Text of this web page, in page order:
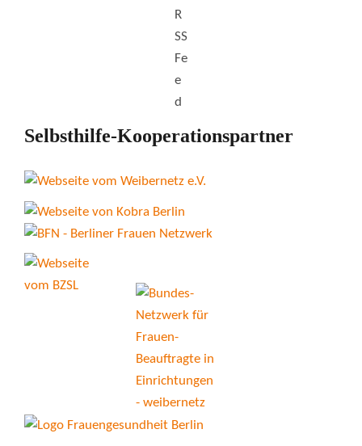
Selbsthilfe-Kooperationspartner